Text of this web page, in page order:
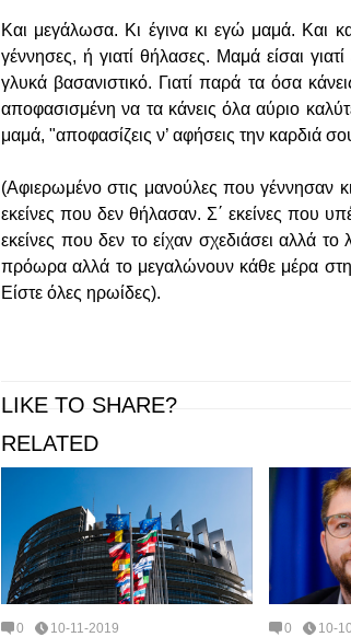
Και μεγάλωσα. Κι έγινα κι εγώ μαμά. Και
γέννησες, ή γιατί θήλασες. Μαμά είσαι
γλυκά βασανιστικό. Γιατί παρά τα όσα
αποφασισμένη να τα κάνεις όλα αύριο
μαμά, "αποφασίζεις ν’ αφήσεις την καρδιά
(Αφιερωμένο στις μανούλες που γέννησαν
εκείνες που δεν θήλασαν. Σ΄ εκείνες που
εκείνες που δεν το είχαν σχεδιάσει αλλά
πρόωρα αλλά το μεγαλώνουν κάθε μέρα στην
Είστε όλες ηρωίδες).
LIKE TO SHARE?
RELATED
0 10-11-2019 0 10-